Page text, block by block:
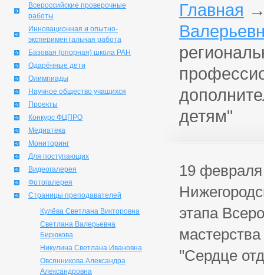
Всероссийские проверочные
работы
Инновационная и опытно-
экспериментальная работа
Базовая (опорная) школа РАН
Одарённые дети
Олимпиады
Научное общество учащихся
Проекты
Конкурс ФЦПРО
Медиатека
Мониторинг
Для поступающих
Видеогалерея
Фотогалерея
Страницы преподавателей
Кулёва Светлана Викторовна
Светлана Валерьевна
Бирюкова
Никулина Светлана Ивановна
Овсянникова Александра
Александровна
Главная
детям"
19 февраля
этапа
"Сердце